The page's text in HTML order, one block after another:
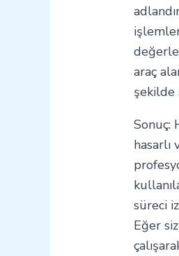
araç
şekilde
Sonuç:
süreci
Eğer